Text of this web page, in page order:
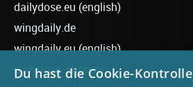
dailydose.eu (english)
wingdaily.de
wingdaily.eu(english)
dailydose-shop.de
Du hast die Cookie-Kontrolle